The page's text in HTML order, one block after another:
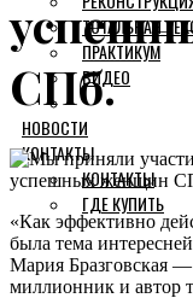
ТОТАЛЬНАЯ
ПРАКТИКУМ
ВИДЕО
НОВОСТИ
КОНТАКТЫ
КОНТАКТЫ
ГДЕ КУПИТЬ
СПб.
«Как эффективно
была тема
Мария Бразговская —
миллионник и автор